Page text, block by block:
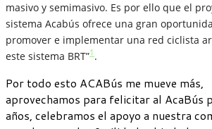
masivo y semimasivo. Es por ello que el
sistema Acabús ofrece una gran
promover e implementar una red ciclista
este sistema BRT”1 .
Por todo esto ACABús me mueve más,
aprovechamos para felicitar al AcaBús
años, celebramos el apoyo a nuestra